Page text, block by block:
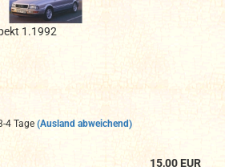
1.1992
4 Tage (Ausland abweichend)
15,00 EUR